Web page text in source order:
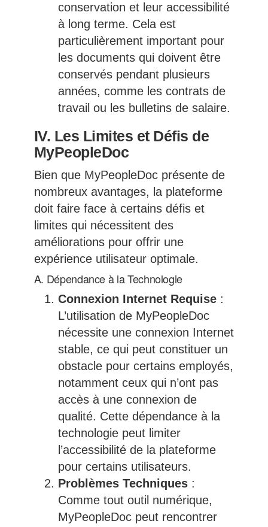
conservation et leur accessibilité
à long terme. Cela est
particulièrement important pour
les documents qui doivent être
conservés pendant plusieurs
années, comme les contrats de
travail ou les bulletins de salaire.
IV. Les Limites et Défis de
MyPeopleDoc
Bien que MyPeopleDoc présente de
nombreux avantages, la plateforme
doit faire face à certains défis et
limites qui nécessitent des
améliorations pour offrir une
expérience utilisateur optimale.
A. Dépendance à la Technologie
Connexion Internet Requise:
L’utilisation de MyPeopleDoc
nécessite une connexion Internet
stable, ce qui peut constituer un
obstacle pour certains employés,
notamment ceux qui n’ont pas
accès à une connexion de
qualité. Cette dépendance à la
technologie peut limiter
l’accessibilité de la plateforme
pour certains utilisateurs.
Problèmes Techniques:
Comme tout outil numérique,
MyPeopleDoc peut rencontrer